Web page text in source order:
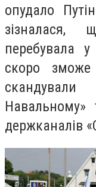
опудало
перебувала
скоро зможе
Навальному»
держканалів